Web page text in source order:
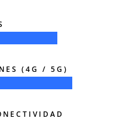
(4G / 5G)